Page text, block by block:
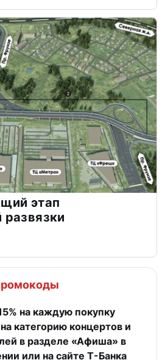
этап
развязки
на каждую покупку
категорию концертов и
в разделе «Афиша» в
или на сайте Т-Банка